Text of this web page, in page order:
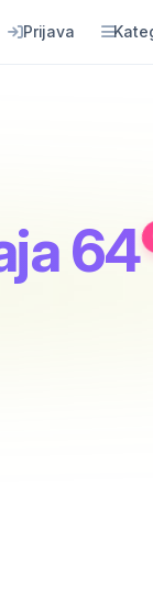
Prijava
64